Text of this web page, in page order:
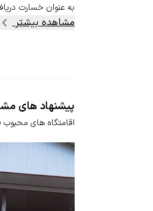
به عنوان خسارت
مشاهده بیشتر
پیشنهاد های
اقامتگاه های